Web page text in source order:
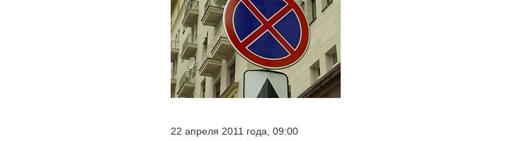
22 апреля 2011 года, 09:00